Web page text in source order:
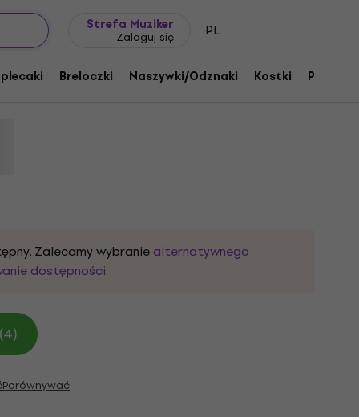
Strefa Muziker
Zaloguj się PL
Breloczki Naszywki/Odznaki Kostki Prezenty
We Trust Black S Koszulka
Zalecamy wybranie alternatywnego
dostępności.
Porównywać